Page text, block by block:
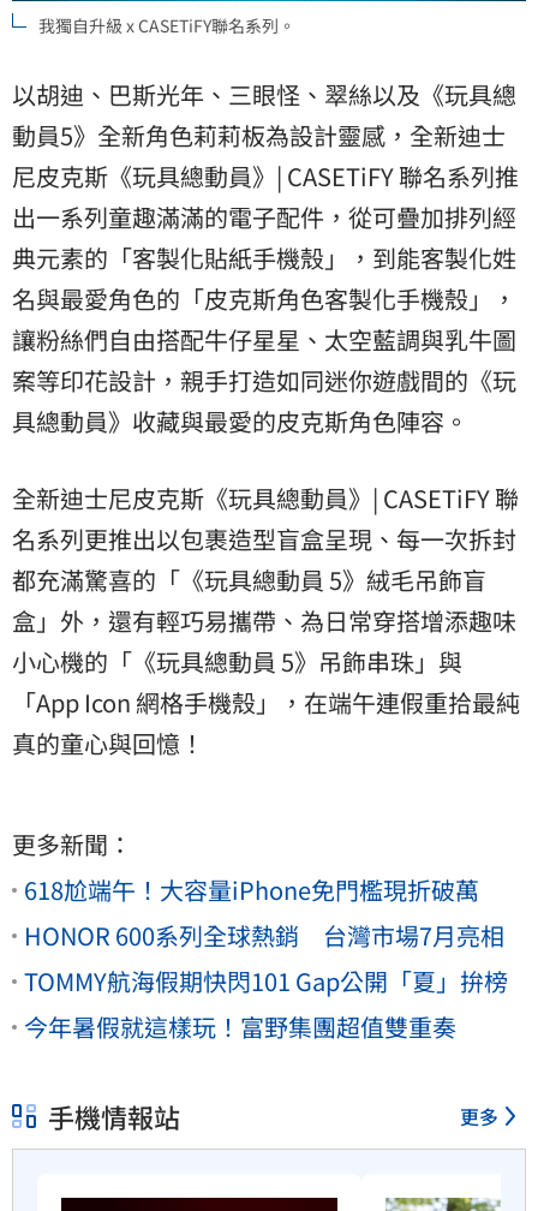
我獨自升級 x CASETiFY聯名系列。
以胡迪、巴斯光年、三眼怪、翠絲以及《玩具總
動員5》全新角色莉莉板為設計靈感，全新迪士
尼皮克斯《玩具總動員》| CASETiFY 聯名系列推
出一系列童趣滿滿的電子配件，從可疊加排列經
典元素的「客製化貼紙手機殼」，到能客製化姓
名與最愛角色的「皮克斯角色客製化手機殼」，
讓粉絲們自由搭配牛仔星星、太空藍調與乳牛圖
案等印花設計，親手打造如同迷你遊戲間的《玩
具總動員》收藏與最愛的皮克斯角色陣容。
全新迪士尼皮克斯《玩具總動員》| CASETiFY 聯
名系列更推出以包裹造型盲盒呈現、每一次拆封
都充滿驚喜的「《玩具總動員 5》絨毛吊飾盲
盒」外，還有輕巧易攜帶、為日常穿搭增添趣味
小心機的「《玩具總動員 5》吊飾串珠」與
「App Icon 網格手機殼」，在端午連假重拾最純
真的童心與回憶！
更多新聞：
618尬端午！大容量iPhone免門檻現折破萬
HONOR 600系列全球熱銷 台灣市場7月亮相
TOMMY航海假期快閃101 Gap公開「夏」拚榜
今年暑假就這樣玩！富野集團超值雙重奏
手機情報站 更多